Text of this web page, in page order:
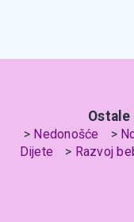
Nedonošće
Dijete
Razvoj